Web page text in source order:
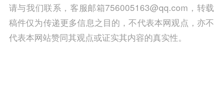
请与我们联系，客服邮箱756005163@qq.com，转载
稿件仅为传递更多信息之目的，不代表本网观点，亦不
代表本网站赞同其观点或证实其内容的真实性。